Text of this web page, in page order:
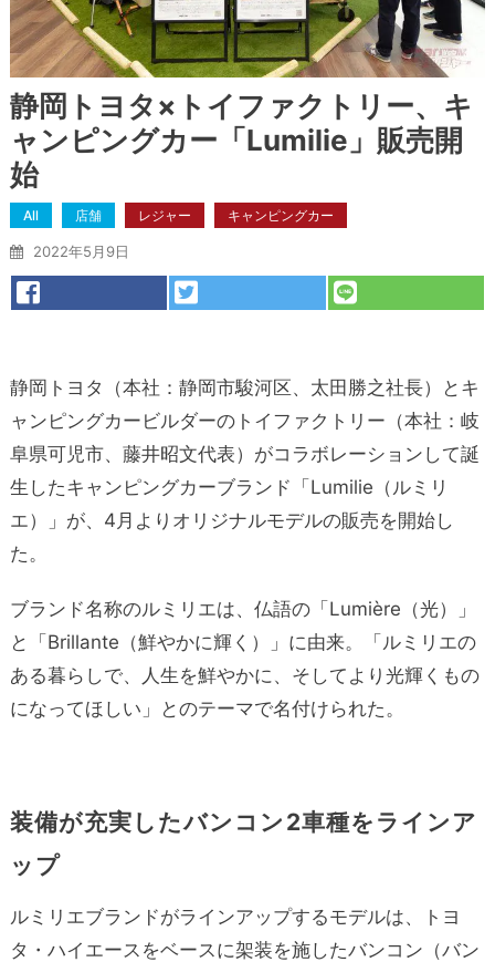
静岡トヨタ×トイファクトリー、キ
ャンピングカー「Lumilie」販売開
始
All 店舗 レジャー キャンピングカー
2022年5月9日
静岡トヨタ（本社：静岡市駿河区、太田勝之社長）とキ
ャンピングカービルダーのトイファクトリー（本社：岐
阜県可児市、藤井昭文代表）がコラボレーションして誕
生したキャンピングカーブランド「Lumilie（ルミリ
エ）」が、4月よりオリジナルモデルの販売を開始し
た。
ブランド名称のルミリエは、仏語の「Lumière（光）」
と「Brillante（鮮やかに輝く）」に由来。「ルミリエの
ある暮らしで、人生を鮮やかに、そしてより光輝くもの
になってほしい」とのテーマで名付けられた。
装備が充実したバンコン2車種をラインア
ップ
ルミリエブランドがラインアップするモデルは、トヨ
タ・ハイエースをベースに架装を施したバンコン（バン